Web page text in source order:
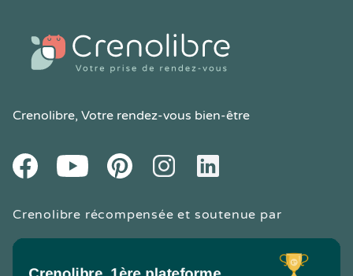
Crenolibre, Votre rendez-vous bien-être
FacebookYoutube PinteresetInstagramLinkedIn
Crenolibre récompensée et soutenue par